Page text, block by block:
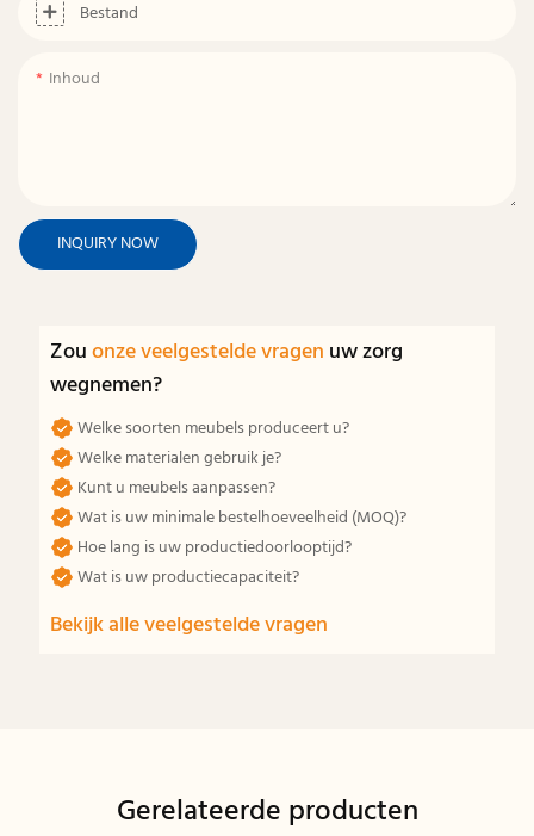
Bestand
Inhoud
INQUIRY NOW
Zouonze veelgestelde vragen uw zorg
wegnemen?
Welke soorten meubels produceert u?
Welke materialen gebruik je?
Kunt u meubels aanpassen?
Wat is uw minimale bestelhoeveelheid (MOQ)?
Hoe lang is uw productiedoorlooptijd?
Wat is uw productiecapaciteit?
Bekijk alle veelgestelde vragen
Gerelateerde producten